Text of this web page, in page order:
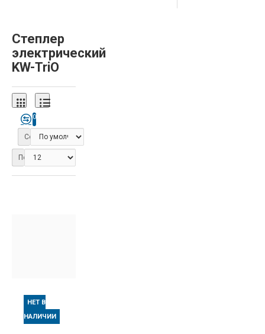
Степлер
электрический
KW-TriO
0
Сортировка:
Показать:
НЕТ В
НАЛИЧИИ